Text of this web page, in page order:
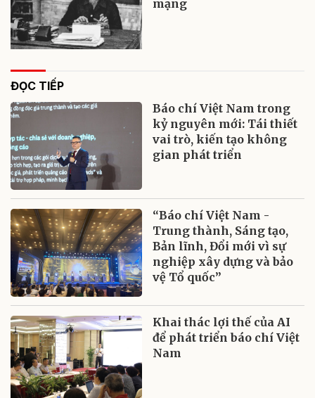
mạng
ĐỌC TIẾP
Báo chí Việt Nam trong
kỷ nguyên mới: Tái thiết
vai trò, kiến tạo không
gian phát triển
“Báo chí Việt Nam -
Trung thành, Sáng tạo,
Bản lĩnh, Đổi mới vì sự
nghiệp xây dựng và bảo
vệ Tổ quốc”
Khai thác lợi thế của AI
để phát triển báo chí Việt
Nam